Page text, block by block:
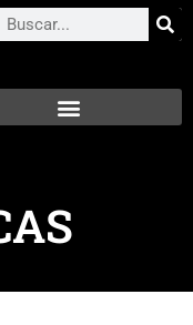
Search